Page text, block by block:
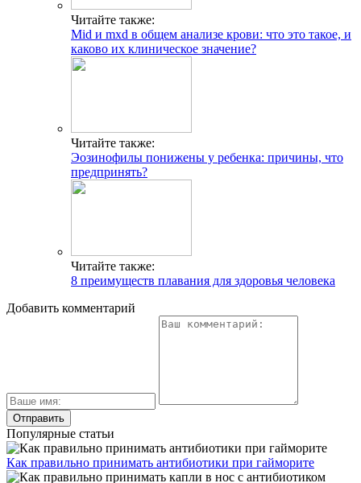
Читайте также:
Mid и mxd в общем анализе крови: что это такое, и
каково их клиническое значение?
Читайте также:
Эозинофилы понижены у ребенка: причины, что
предпринять?
Читайте также:
8 преимуществ плавания для здоровья человека
Добавить комментарий
Популярные статьи
Как правильно принимать антибиотики при гайморите